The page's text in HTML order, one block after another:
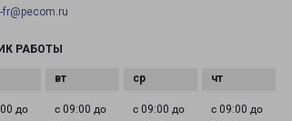
fr@pecom.ru
РАБОТЫ
до
с 09:00 до
с 09:00 до
с 09:00 до